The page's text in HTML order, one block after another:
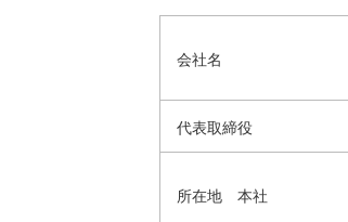
会社名
代表取締役
所在地 本社